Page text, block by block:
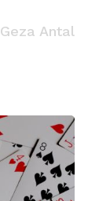
Geza Antal